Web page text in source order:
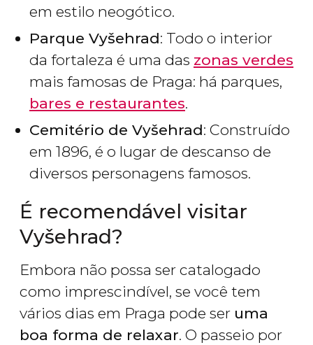
em estilo neogótico.
Parque Vyšehrad: Todo o interior
da fortaleza é uma das zonas verdes
mais famosas de Praga: há parques,
bares e restaurantes.
Cemitério de Vyšehrad: Construído
em 1896, é o lugar de descanso de
diversos personagens famosos.
É recomendável visitar
Vyšehrad?
Embora não possa ser catalogado
como imprescindível, se você tem
vários dias em Praga pode ser uma
boa forma de relaxar. O passeio por